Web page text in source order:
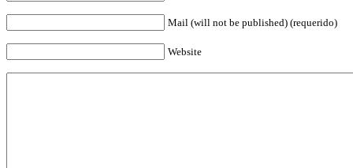
Mail (will not be published) (requerido)
Website